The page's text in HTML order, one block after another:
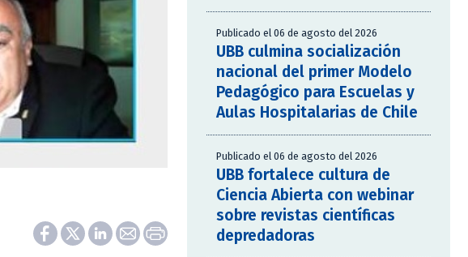
Publicado el 06 de agosto del 2026
UBB culmina socialización
nacional del primer Modelo
Pedagógico para Escuelas y
Aulas Hospitalarias de Chile
Publicado el 06 de agosto del 2026
UBB fortalece cultura de
Ciencia Abierta con webinar
sobre revistas científicas
depredadoras